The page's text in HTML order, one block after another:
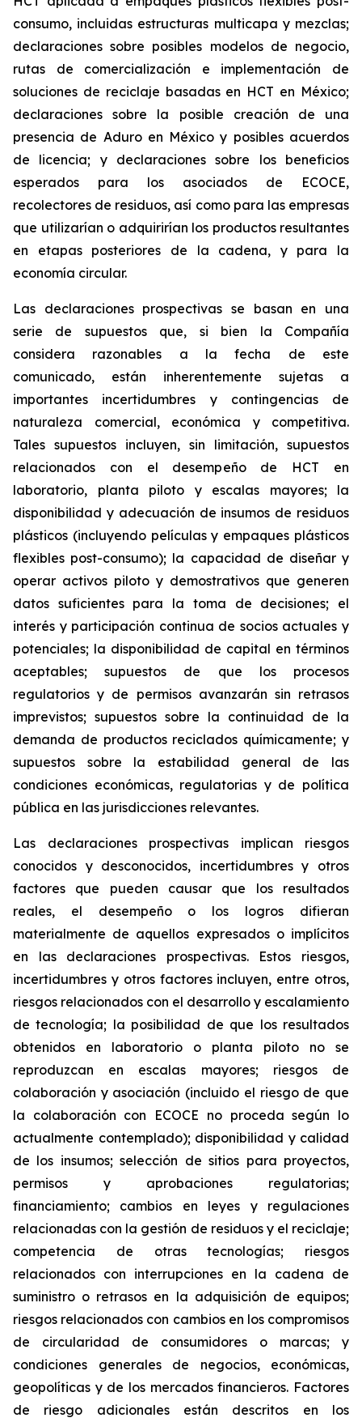
consumo, incluidas estructuras multicapa y mezclas;
declaraciones sobre posibles modelos de negocio,
rutas de comercialización e implementación de
soluciones de reciclaje basadas en HCT en México;
declaraciones sobre la posible creación de una
presencia de Aduro en México y posibles acuerdos
de licencia; y declaraciones sobre los beneficios
esperados para los asociados de ECOCE,
recolectores de residuos, así como para las empresas
que utilizarían o adquirirían los productos resultantes
en etapas posteriores de la cadena, y para la
economía circular.
Las declaraciones prospectivas se basan en una
serie de supuestos que, si bien la Compañía
considera razonables a la fecha de este
comunicado, están inherentemente sujetas a
importantes incertidumbres y contingencias de
naturaleza comercial, económica y competitiva.
Tales supuestos incluyen, sin limitación, supuestos
relacionados con el desempeño de HCT en
laboratorio, planta piloto y escalas mayores; la
disponibilidad y adecuación de insumos de residuos
plásticos (incluyendo películas y empaques plásticos
flexibles post-consumo); la capacidad de diseñar y
operar activos piloto y demostrativos que generen
datos suficientes para la toma de decisiones; el
interés y participación continua de socios actuales y
potenciales; la disponibilidad de capital en términos
aceptables; supuestos de que los procesos
regulatorios y de permisos avanzarán sin retrasos
imprevistos; supuestos sobre la continuidad de la
demanda de productos reciclados químicamente; y
supuestos sobre la estabilidad general de las
condiciones económicas, regulatorias y de política
pública en las jurisdicciones relevantes.
Las declaraciones prospectivas implican riesgos
conocidos y desconocidos, incertidumbres y otros
factores que pueden causar que los resultados
reales, el desempeño o los logros difieran
materialmente de aquellos expresados o implícitos
en las declaraciones prospectivas. Estos riesgos,
incertidumbres y otros factores incluyen, entre otros,
riesgos relacionados con el desarrollo y escalamiento
de tecnología; la posibilidad de que los resultados
obtenidos en laboratorio o planta piloto no se
reproduzcan en escalas mayores; riesgos de
colaboración y asociación (incluido el riesgo de que
la colaboración con ECOCE no proceda según lo
actualmente contemplado); disponibilidad y calidad
de los insumos; selección de sitios para proyectos,
permisos y aprobaciones regulatorias;
financiamiento; cambios en leyes y regulaciones
relacionadas con la gestión de residuos y el reciclaje;
competencia de otras tecnologías; riesgos
relacionados con interrupciones en la cadena de
suministro o retrasos en la adquisición de equipos;
riesgos relacionados con cambios en los compromisos
de circularidad de consumidores o marcas; y
condiciones generales de negocios, económicas,
geopolíticas y de los mercados financieros. Factores
de riesgo adicionales están descritos en los